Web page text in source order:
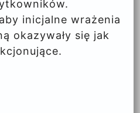
inicjalne wrażenia
okazywały się jak